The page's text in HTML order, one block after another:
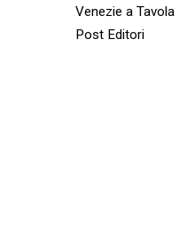
Venezie a Tavola
Post Editori